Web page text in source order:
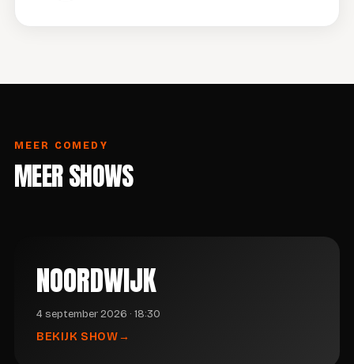
MEER COMEDY
MEER SHOWS
NOORDWIJK
4 september 2026 · 18:30
BEKIJK SHOW